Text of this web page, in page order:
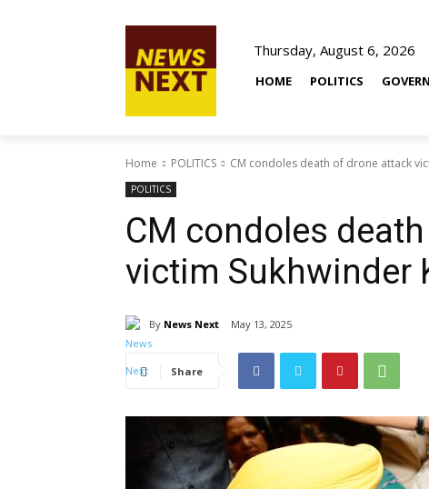
Thursday, August 6, 2026
HOME POLITICS
Home POLITICS CM condoles death of drone attack
POLITICS
CM condoles
victim Sukhwinder
By News Next May 13, 2025
Share